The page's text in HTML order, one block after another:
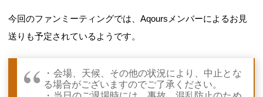
今回のファンミーティングでは、Aqoursメンバーによるお見
送りも予定されているようです。
・会場、天候、その他の状況により、中止とな
る場合がございますのでご了承ください。